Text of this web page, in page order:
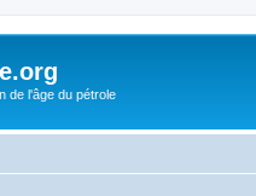
de l'âge du pétrole